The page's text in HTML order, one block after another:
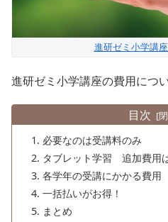
進研ゼミ小学講
進研ゼミ小学講座の費用につ
目次
必要なのは受講料のみ
タブレット学習 追加費用
各学年の受講にかかる費用
一括払いがお得！
まとめ